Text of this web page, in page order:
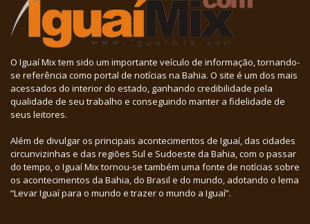
O Iguaí Mix tem sido um importante veículo de informação, tornando-
se referência como portal de notícias na Bahia. O site é um dos mais
acessados do interior do estado, ganhando credibilidade pela
qualidade de seu trabalho e conseguindo manter a fidelidade de
seus leitores.
Além de divulgar os principais acontecimentos de Iguaí, das cidades
circunvizinhas e das regiões Sul e Sudoeste da Bahia, com o passar
do tempo, o Iguaí Mix tornou-se também uma fonte de notícias sobre
os acontecimentos da Bahia, do Brasil e do mundo, adotando o lema
“Levar Iguaí para o mundo e trazer o mundo a Iguaí”.